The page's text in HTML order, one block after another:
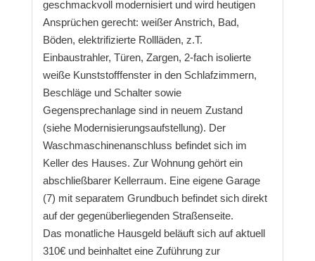
geschmackvoll modernisiert und wird heutigen
Ansprüchen gerecht: weißer Anstrich, Bad,
Böden, elektrifizierte Rollläden, z.T.
Einbaustrahler, Türen, Zargen, 2-fach isolierte
weiße Kunststofffenster in den Schlafzimmern,
Beschläge und Schalter sowie
Gegensprechanlage sind in neuem Zustand
(siehe Modernisierungsaufstellung). Der
Waschmaschinenanschluss befindet sich im
Keller des Hauses. Zur Wohnung gehört ein
abschließbarer Kellerraum. Eine eigene Garage
(7) mit separatem Grundbuch befindet sich direkt
auf der gegenüberliegenden Straßenseite.
Das monatliche Hausgeld beläuft sich auf aktuell
310€ und beinhaltet eine Zuführung zur